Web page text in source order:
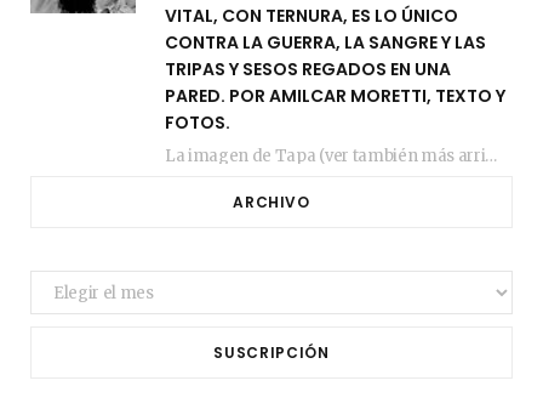
VITAL, CON TERNURA, ES LO ÚNICO
CONTRA LA GUERRA, LA SANGRE Y LAS
TRIPAS Y SESOS REGADOS EN UNA
PARED. POR AMILCAR MORETTI, TEXTO Y
FOTOS.
La imagen de Tapa (ver también más arriba) fue compuesta en estos días de febrero…
ARCHIVO
Archivo
SUSCRIPCIÓN